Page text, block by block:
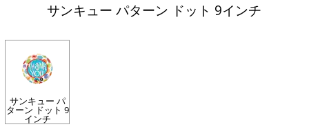
サンキュー パターン ドット 9インチ
サンキュー パ
ターン ドット 9
インチ